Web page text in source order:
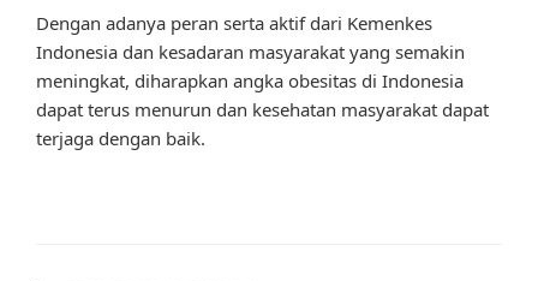
Dengan adanya peran serta aktif dari Kemenkes
Indonesia dan kesadaran masyarakat yang semakin
meningkat, diharapkan angka obesitas di Indonesia
dapat terus menurun dan kesehatan masyarakat dapat
terjaga dengan baik.